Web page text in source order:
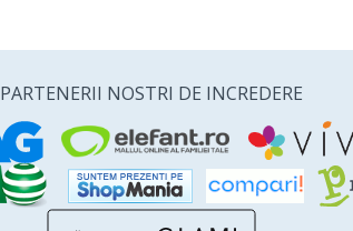
PARTENERII NOSTRI DE INCREDERE